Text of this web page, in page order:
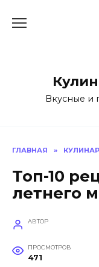
Вкусные и
ГЛАВНАЯ »
Топ-10
летнего
АВТОР
ПРОСМОТРОВ
471